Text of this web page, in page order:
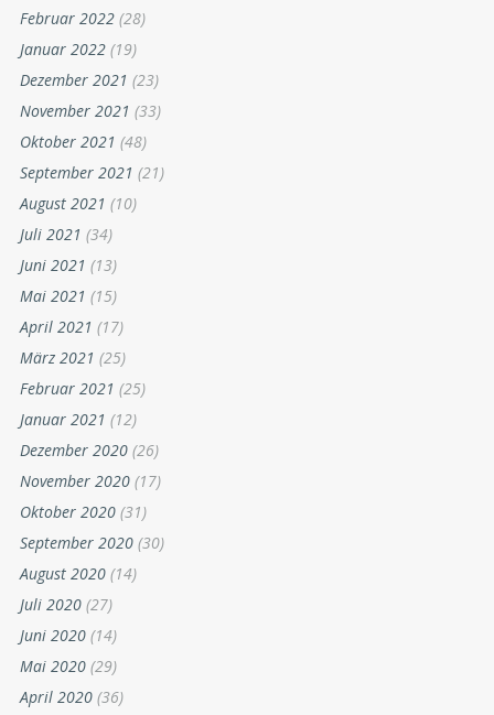
Februar 2022 (28)
Januar 2022 (19)
Dezember 2021 (23)
November 2021 (33)
Oktober 2021 (48)
September 2021 (21)
August 2021 (10)
Juli 2021 (34)
Juni 2021 (13)
Mai 2021 (15)
April 2021 (17)
März 2021 (25)
Februar 2021 (25)
Januar 2021 (12)
Dezember 2020 (26)
November 2020 (17)
Oktober 2020 (31)
September 2020 (30)
August 2020 (14)
Juli 2020 (27)
Juni 2020 (14)
Mai 2020 (29)
April 2020 (36)